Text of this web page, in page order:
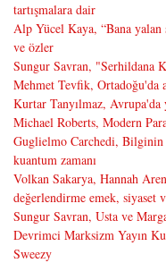
tartışmalara dair
Alp Yücel Kaya, “Bana
ve özler
Sungur Savran, "Serhildana
Mehmet Tevfik,
Kurtar Tanyılmaz, Avrupa'da
Michael Roberts, Modern
Guglielmo Carchedi,
kuantum zamanı
Volkan Sakarya, Hannah
değerlendirme emek, siyaset
Sungur Savran, Usta ve
Devrimci Marksizm Yayın
Sweezy